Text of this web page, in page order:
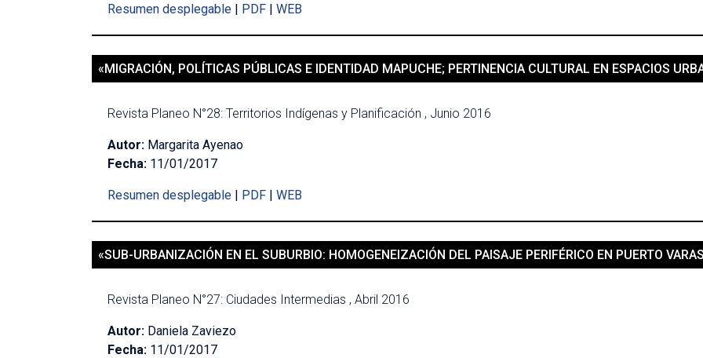
Resumen desplegable | PDF | WEB
«MIGRACIÓN, POLÍTICAS PÚBLICAS E IDENTIDAD MAPUCHE; PERTINENCIA CULTURAL EN ESPACIOS
Revista Planeo N°28: Territorios Indígenas y Planificación , Junio 2016
Autor: Margarita Ayenao
Fecha: 11/01/2017
Resumen desplegable | PDF | WEB
«SUB-URBANIZACIÓN EN EL SUBURBIO: HOMOGENEIZACIÓN DEL PAISAJE PERIFÉRICO EN PUERTO
Revista Planeo N°27: Ciudades Intermedias , Abril 2016
Autor: Daniela Zaviezo
Fecha: 11/01/2017